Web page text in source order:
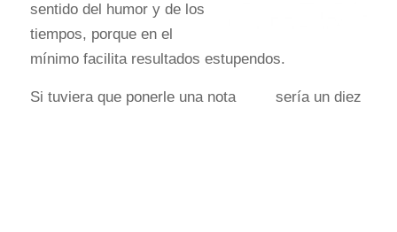
sentido del humor y de los
tiempos, porque en el
mínimo facilita resultados estupendos.
Si tuviera que ponerle una nota sería un diez